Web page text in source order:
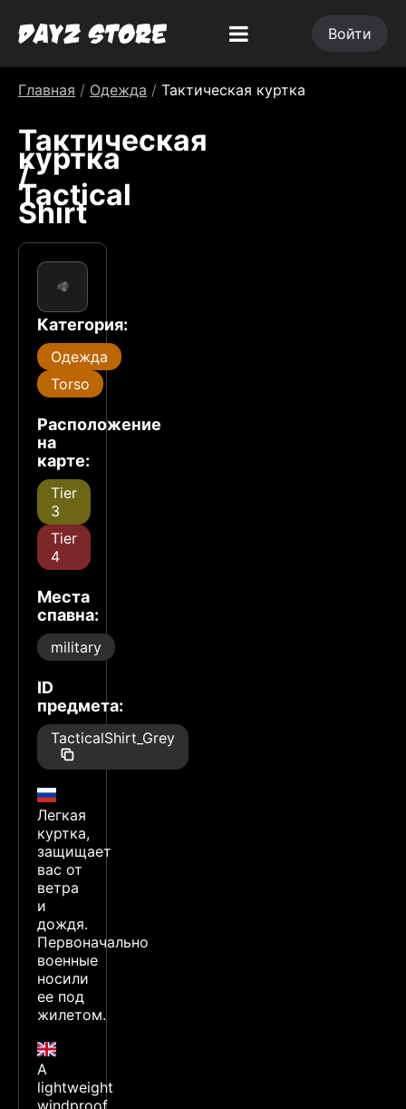
Войти
Главная / Одежда / Тактическая куртка
Тактическая
куртка
/
Tactical
Shirt
Категория:
Одежда
Torso
Расположение
на
карте:
Tier
3
Tier
4
Места
спавна:
military
ID
предмета:
TacticalShirt_Grey
Легкая
куртка,
защищает
вас от
ветра
и
дождя.
Первоначально
военные
носили
ее под
жилетом.
A
lightweight
windproof